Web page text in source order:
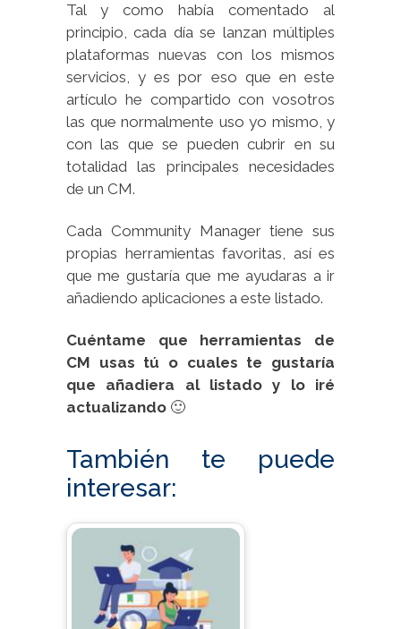
Tal y como había comentado al
principio, cada día se lanzan múltiples
plataformas nuevas con los mismos
servicios, y es por eso que en este
artículo he compartido con vosotros
las que normalmente uso yo mismo, y
con las que se pueden cubrir en su
totalidad las principales necesidades
de un CM.
Cada Community Manager tiene sus
propias herramientas favoritas, así es
que me gustaría que me ayudaras a ir
añadiendo aplicaciones a este listado.
Cuéntame que herramientas de
CM usas tú o cuales te gustaría
que añadiera al listado y lo iré
actualizando 🙂
También te puede
interesar: